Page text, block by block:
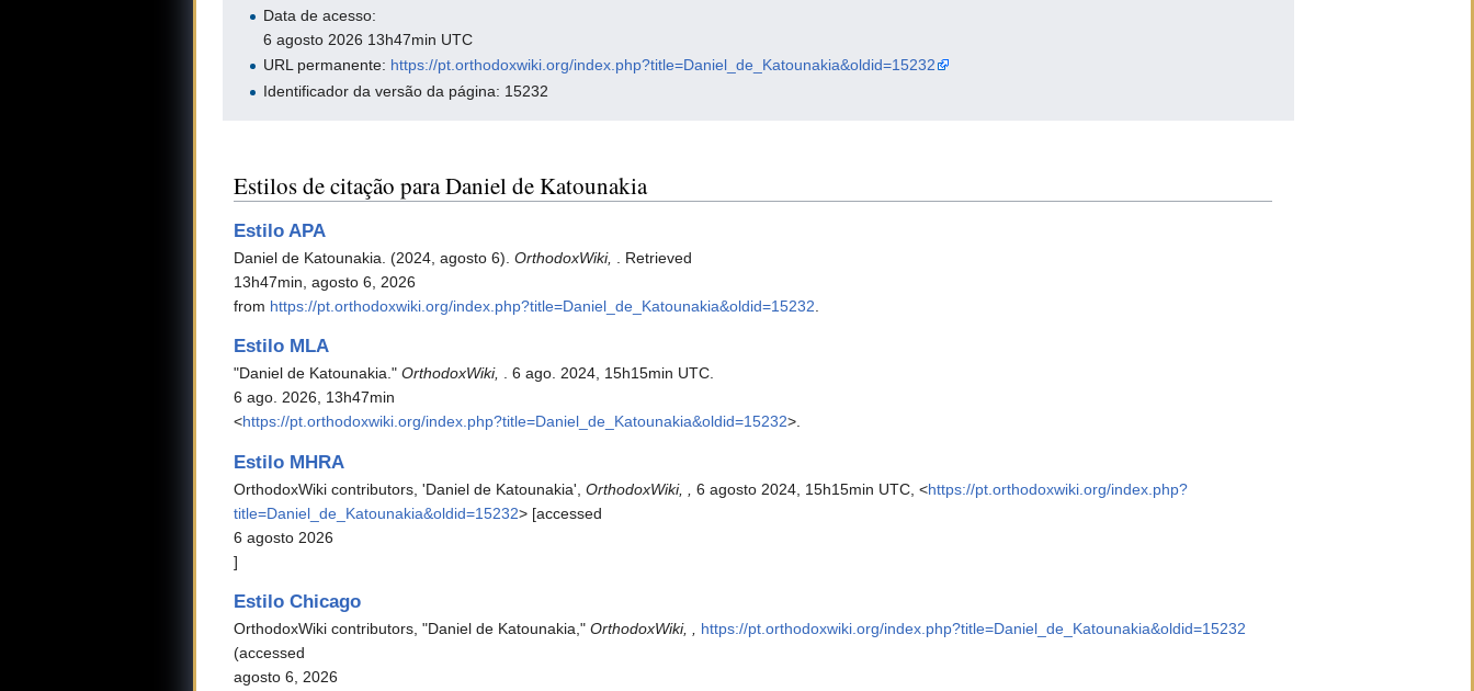
Data de acesso:
6 agosto 2026 13h47min UTC
URL permanente: https://pt.orthodoxwiki.org/index.php?title=Daniel_de_Katounakia&oldid=15232
Identificador da versão da página: 15232
Estilos de citação para Daniel de Katounakia
Estilo APA
Daniel de Katounakia. (2024, agosto 6). OrthodoxWiki,
. Retrieved
13h47min, agosto 6, 2026
from https://pt.orthodoxwiki.org/index.php?title=Daniel_de_Katounakia&oldid=15232
Estilo MLA
"Daniel de Katounakia." OrthodoxWiki, . 6 ago. 2024, 15h15min UTC.
6 ago. 2026, 13h47min
<https://pt.orthodoxwiki.org/index.php?title=Daniel_de_Katounakia&oldid=15232>.
Estilo MHRA
OrthodoxWiki contributors, 'Daniel de Katounakia', OrthodoxWiki, , 6 agosto 2024, 15h15min UTC, <https://pt.orthodoxwiki.org/index.php?
title=Daniel_de_Katounakia&oldid=15232> [accessed
6 agosto 2026
]
Estilo Chicago
OrthodoxWiki contributors, "Daniel de Katounakia," OrthodoxWiki, ,
https://pt.orthodoxwiki.org/index.php?title=Daniel_de_Katounakia&oldid=15232
(accessed
agosto 6, 2026